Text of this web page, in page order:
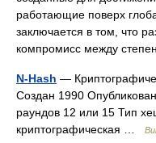
работающие поверх
заключается в том, что
компромисс между
N-Hash —
Создан 1990
раундов 12 или 15 Тип
криптографическая …